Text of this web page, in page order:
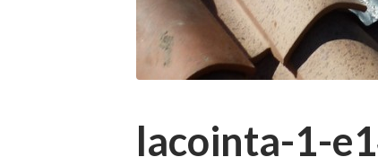
lacointa-1-